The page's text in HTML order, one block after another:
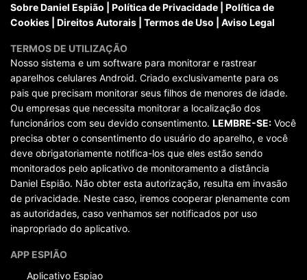
Sobre Daniel Espião Política de Privacidade
Política de
Cookies
Direitos Autorais Termos de Uso Aviso Legal
TERMOS DE UTILIZAÇÃO
Nosso sistema e um software para monitorar e rastrear
aparelhos celulares Android. Criado exclusivamente para os
pais que precisam monitorar seus filhos de menores de idade.
Ou empresas que necessita monitorar a localização dos
funcionários com seu devido consentimento. LEMBRE-SE: Você
precisa obter o consentimento do usuário do aparelho, e você
deve obrigatoriamente notifica-los que eles estão sendo
monitorados pelo aplicativo de monitoramento a distância
Daniel Espião. Não obter esta autorização, resulta em invasão
de privacidade. Neste caso, iremos cooperar plenamente com
as autoridades, caso venhamos ser notificados por uso
inapropriado do aplicativo.
APP ESPIÃO
Aplicativo Espiao